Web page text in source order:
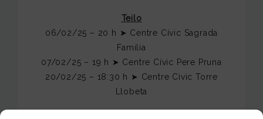
Teilo
06/02/25 – 20 h ➤ Centre Cívic Sagrada
Familia
07/02/25 – 19 h ➤ Centre Cívic Pere Pruna
20/02/25 – 18:30 h ➤ Centre Cívic Torre
Llobeta